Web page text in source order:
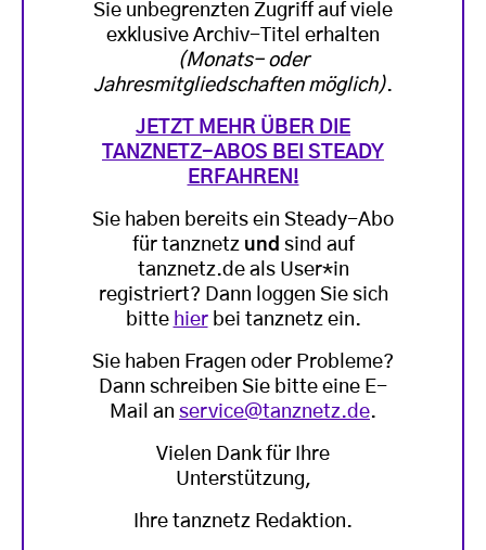
Sie unbegrenzten Zugriff auf viele
exklusive Archiv-Titel erhalten
(Monats- oder
Jahresmitgliedschaften möglich).
JETZT MEHR ÜBER DIE
TANZNETZ-ABOS BEI STEADY
ERFAHREN!
Sie haben bereits ein Steady-Abo
für tanznetz und sind auf
tanznetz.de als User*in
registriert? Dann loggen Sie sich
bitte hierbei tanznetz ein.
Sie haben Fragen oder Probleme?
Dann schreiben Sie bitte eine E-
Mail an service@tanznetz.de.
Vielen Dank für Ihre
Unterstützung,
Ihre tanznetz Redaktion.